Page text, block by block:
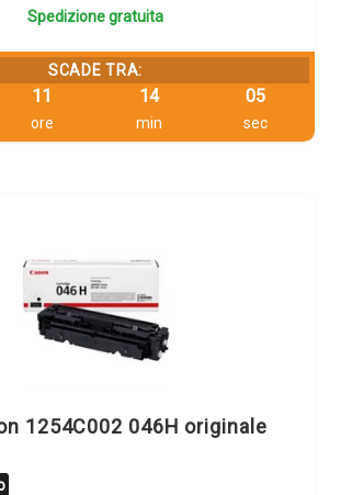
Spedizione gratuita
SCADE TRA:
11
ore
14
min
04
sec
1254C002 046H originale